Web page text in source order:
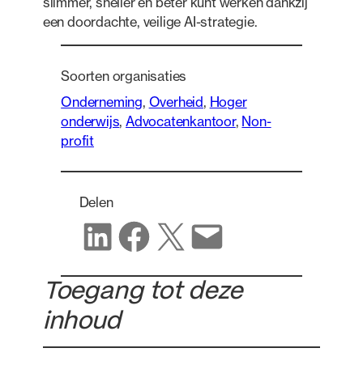
een doordachte, veilige AI-strategie.
Soorten organisaties
Onderneming, Overheid, Hoger
onderwijs, Advocatenkantoor, Non-
profit
Delen
Delen op LinkedIn Delen op Facebook Delen op X Delen via e-mail
Toegang tot deze
inhoud